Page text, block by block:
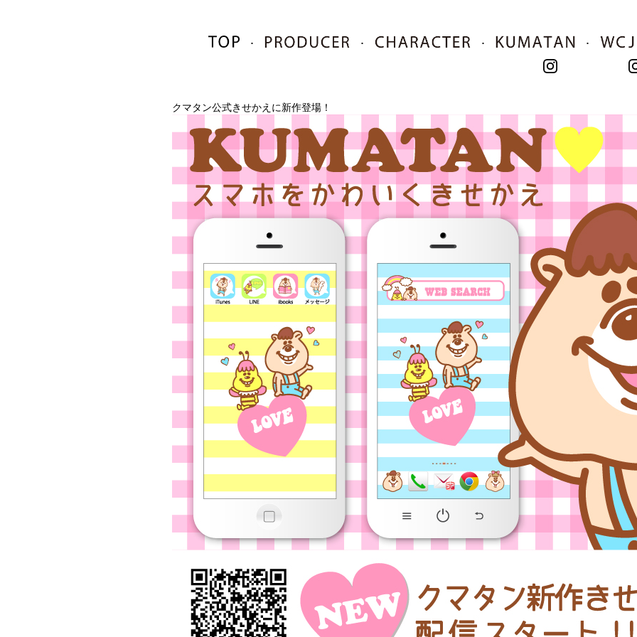
･ ･ ･ ･
クマタン公式きせかえに新作登場！